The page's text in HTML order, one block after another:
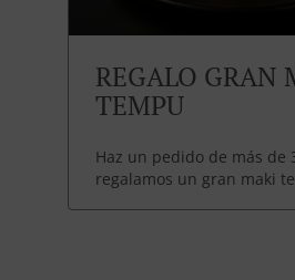
REGALO GRAN
TEMPU
Haz un pedido de más de
regalamos un gran maki